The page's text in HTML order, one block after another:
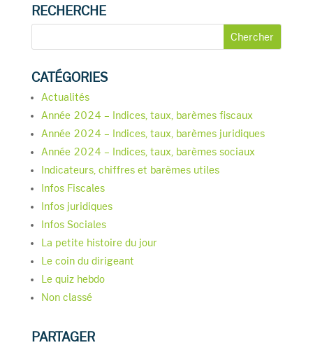
RECHERCHE
CATÉGORIES
Actualités
Année 2024 – Indices, taux, barèmes fiscaux
Année 2024 – Indices, taux, barèmes juridiques
Année 2024 – Indices, taux, barèmes sociaux
Indicateurs, chiffres et barèmes utiles
Infos Fiscales
Infos juridiques
Infos Sociales
La petite histoire du jour
Le coin du dirigeant
Le quiz hebdo
Non classé
PARTAGER